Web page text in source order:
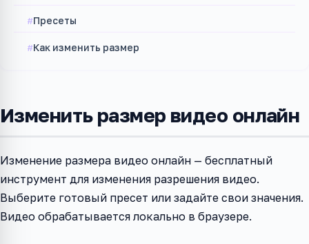
Пресеты
Как изменить размер
Изменить размер видео онлайн
Изменение размера видео онлайн — бесплатный
инструмент для изменения разрешения видео.
Выберите готовый пресет или задайте свои значения.
Видео обрабатывается локально в браузере.